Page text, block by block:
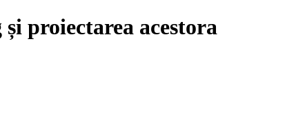
proiectarea acestora